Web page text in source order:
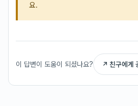
요.
이 답변이 도움이 되셨나요? ↗ 친구에게